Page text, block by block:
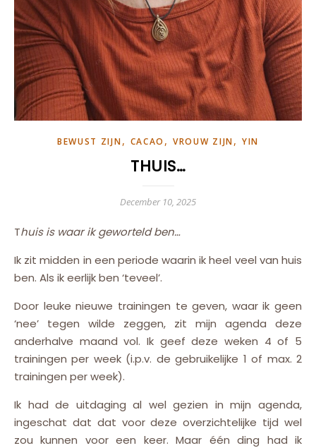
BEWUST ZIJN, CACAO ,VROUW ZIJN,YIN
THUIS…
December 10, 2025
Thuis is waar ik geworteld ben…
Ik zit midden in een periode waarin ik heel veel van huis
ben. Als ik eerlijk ben ‘teveel’.
Door leuke nieuwe trainingen te geven, waar ik geen
‘nee’ tegen wilde zeggen, zit mijn agenda deze
anderhalve maand vol. Ik geef deze weken 4 of 5
trainingen per week (i.p.v. de gebruikelijke 1 of max. 2
trainingen per week).
Ik had de uitdaging al wel gezien in mijn agenda,
ingeschat dat dat voor deze overzichtelijke tijd wel
zou kunnen voor een keer. Maar één ding had ik